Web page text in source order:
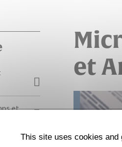
et
et
This site uses cookies